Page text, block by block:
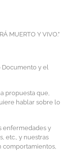
MUERTO Y VIVO.”
Documento y el
propuesta que,
hablar sobre lo
enfermedades y
etc., y nuestras
comportamientos,